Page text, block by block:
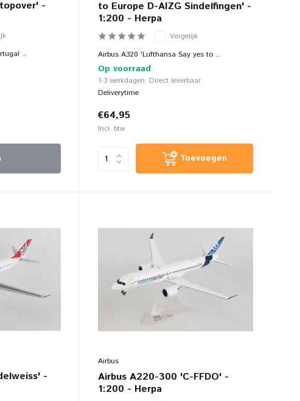
-
...
to Europe D-AIZG Sindelfingen' -
1:200 - Herpa
Vergelijk
Airbus A320 'Lufthansa Say yes to ...
Op voorraad
1-3 werkdagen: Direct leverbaar
Deliverytime
€64,95
Incl. btw
Toevoegen
-
Airbus
Airbus A220-300 'C-FFDO' -
1:200 - Herpa